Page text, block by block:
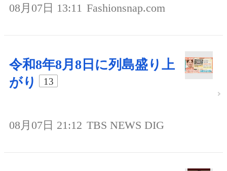
08月07日 13:11 Fashionsnap.com
令和8年8月8日に列島盛り上
がり
13
08月07日 21:12 TBS NEWS DIG